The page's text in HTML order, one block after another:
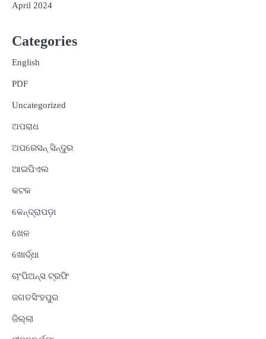
April 2024
Categories
English
PDF
Uncategorized
ଅପରାଧ
ଅପରେସନ୍ ସିନ୍ଦୁର
ଆଇପିଏଲ
କଟକ
କେନ୍ଦ୍ରାପଡ଼ା
ଖେଳ
ଖୋର୍ଦ୍ଧା
ଚାଂପିଅନ୍ସ ଟ୍ରଫି
ଜଗତସିଂହପୁର
ଜିଲ୍ଲା